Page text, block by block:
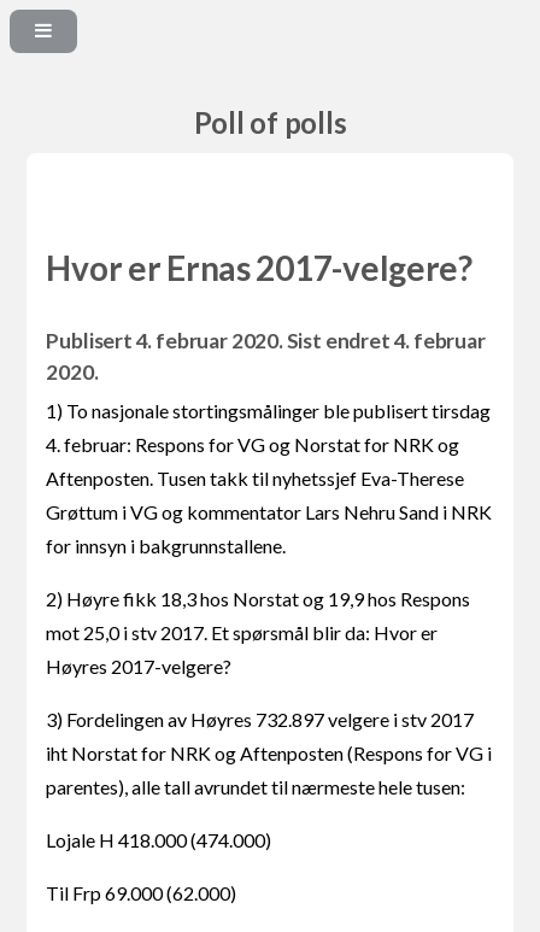
Poll of polls
Hvor er Ernas 2017-velgere?
Publisert 4. februar 2020. Sist endret 4. februar
2020.
1) To nasjonale stortingsmålinger ble publisert tirsdag
4. februar: Respons for VG og Norstat for NRK og
Aftenposten. Tusen takk til nyhetssjef Eva-Therese
Grøttum i VG og kommentator Lars Nehru Sand i NRK
for innsyn i bakgrunnstallene.
2) Høyre fikk 18,3 hos Norstat og 19,9 hos Respons
mot 25,0 i stv 2017. Et spørsmål blir da: Hvor er
Høyres 2017-velgere?
3) Fordelingen av Høyres 732.897 velgere i stv 2017
iht Norstat for NRK og Aftenposten (Respons for VG i
parentes), alle tall avrundet til nærmeste hele tusen:
Lojale H 418.000 (474.000)
Til Frp 69.000 (62.000)